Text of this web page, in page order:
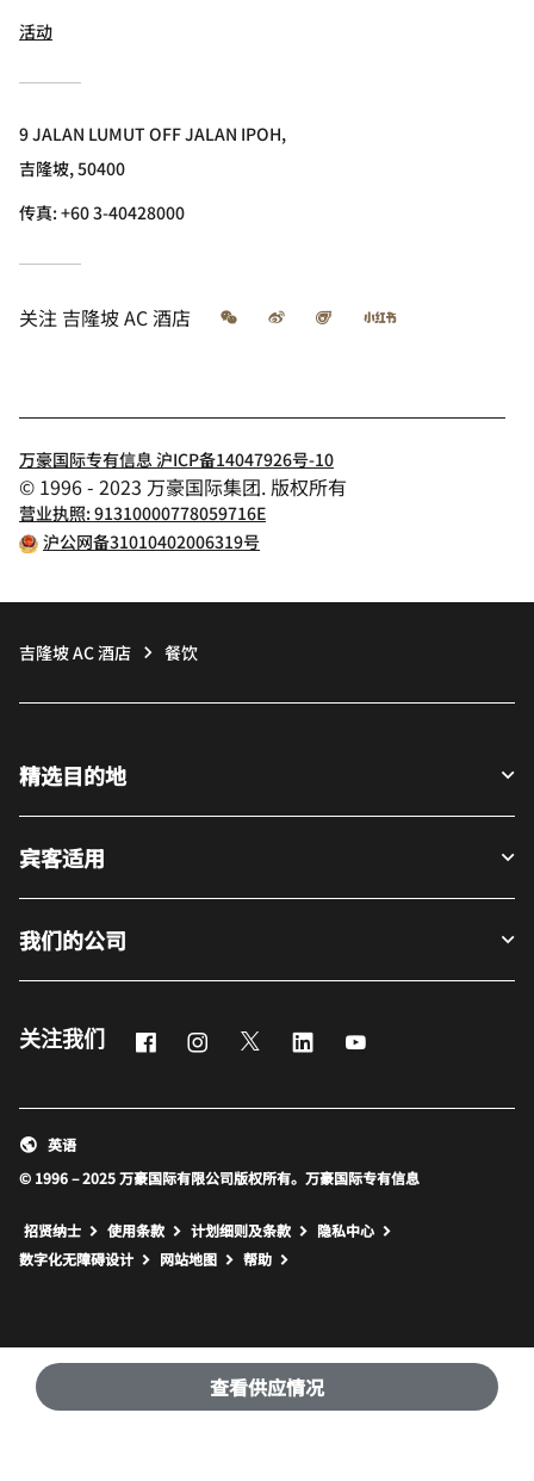
查看供应情况
活动
9 JALAN LUMUT OFF JALAN IPOH,
吉隆坡, 50400
传真:+60 3-40428000
关注 吉隆坡 AC 酒店 微信 微博 飞猪 小红书
万豪国际专有信息 沪ICP备14047926号-10
© 1996 - 2023 万豪国际集团. 版权所有
营业执照: 91310000778059716E
沪公网备31010402006319号
吉隆坡 AC 酒店 餐饮
精选目的地
宾客适用
我们的公司
关注我们 FacebookInstagram
Twitter LinkedIn
© 1996 – 2025 万豪国际有限公司版权所有。万豪国际专有信息
英语
招贤纳士 使用条款 计划细则及条款
隐私中心
数字化无障碍设计
网站地图 打开新窗口
帮助